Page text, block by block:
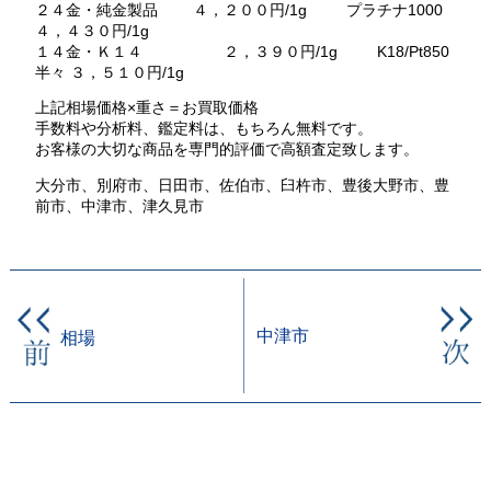
２４金・純金製品 ４，２００円/1g プラチナ1000
４，４３０円/1g
１４金・Ｋ１４ ２，３９０円/1g K18/Pt850
半々 ３，５１０円/1g
上記相場価格×重さ＝お買取価格
手数料や分析料、鑑定料は、もちろん無料です。
お客様の大切な商品を専門的評価で高額査定致します。
大分市、別府市、日田市、佐伯市、臼杵市、豊後大野市、豊
前市、中津市、津久見市
相場 中津市